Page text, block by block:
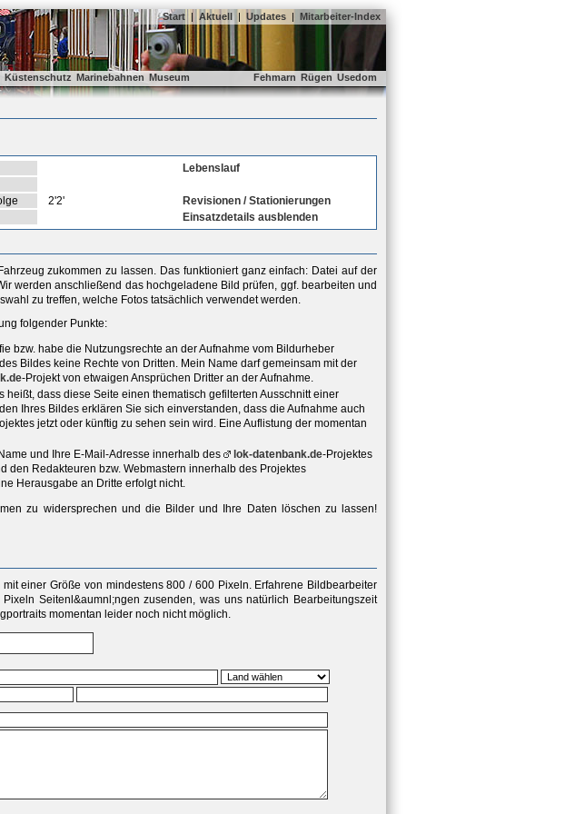
Start | Aktuell | Updates | Mitarbeiter-Index
Küstenschutz Marinebahnen Museum Fehmarn Rügen Usedom
Lebenslauf
2'2'
Revisionen / Stationierungen
Einsatzdetails ausblenden
zukommen zu lassen. Das funktioniert ganz einfach: Datei auf der
werden anschließend das hochgeladene Bild prüfen, ggf. bearbeiten und
zu treffen, welche Fotos tatsächlich verwendet werden.
folgender Punkte:
bzw. habe die Nutzungsrechte an der Aufnahme vom Bildurheber
Bildes keine Rechte von Dritten. Mein Name darf gemeinsam mit der
-Projekt von etwaigen Ansprüchen Dritter an der Aufnahme.
heißt, dass diese Seite einen thematisch gefilterten Ausschnitt einer
Ihres Bildes erklären Sie sich einverstanden, dass die Aufnahme auch
jetzt oder künftig zu sehen sein wird. Eine Auflistung der momentan
und Ihre E-Mail-Adresse innerhalb des
lok-datenbank.de-Projektes
den Redakteuren bzw. Webmastern innerhalb des Projektes
Herausgabe an Dritte erfolgt nicht.
zu widersprechen und die Bilder und Ihre Daten löschen zu lassen!
mit einer Größe von mindestens 800 / 600 Pixeln. Erfahrene Bildbearbeiter
Seitenl&aumnl;ngen zusenden, was uns natürlich Bearbeitungszeit
momentan leider noch nicht möglich.